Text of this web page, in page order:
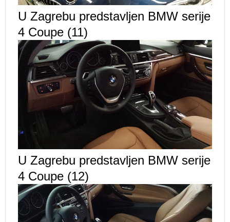
U Zagrebu predstavljen BMW serije
4 Coupe (11)
U Zagrebu predstavljen BMW serije
4 Coupe (12)